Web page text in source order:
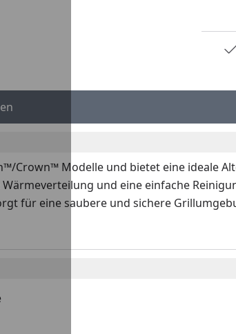
Crown™ Modelle und bietet eine ideale
und eine einfache
für eine saubere und sichere